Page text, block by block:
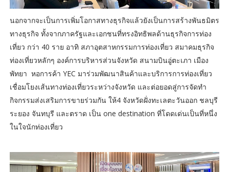
นอกจากจะเป็นการเพิ่มโอกาสทางธุรกิจแล้วยังเป็นการสร้างพันธมิตร
ทางธุรกิจ ทั้งจากภาครัฐและเอกชนที่ทรงอิทธิพลด้านธุรกิจการท่อง
เที่ยว กว่า 40 ราย อาทิ สภาอุตสาหกรรมการท่องเที่ยว สมาคมธุรกิจ
ท่องเที่ยวหลักๆ องค์การบริหารส่วนจังหวัด สนามบินอู่ตะเภา เมือง
พัทยา หอการค้า YEC มาร่วมพัฒนาสินค้าและบริการการท่องเที่ยว
เชื่อมโยงเส้นทางท่องเที่ยวระหว่างจังหวัด และต่อยอดสู่การจัดทำ
กิจกรรมส่งเสริมการขายร่วมกัน ให้4 จังหวัดฝั่งทะเลตะวันออก ชลบุรี
ระยอง จันทบุรี และตราด เป็น one destination ที่โดดเด่นเป็นที่หนึ่ง
ในใจนักท่องเที่ยว